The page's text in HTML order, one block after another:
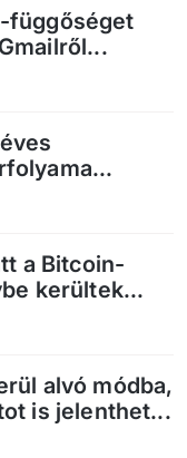
függőséget
a Bitcoin-
kerültek...
alvó módba,
is jelenthet...